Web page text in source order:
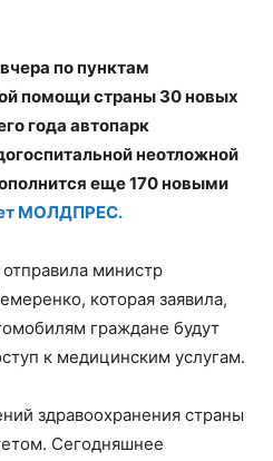
по пунктам
помощи страны 30 новых
года автопарк
неотложной
еще 170 новыми
МОЛДПРЕС.
министр
которая заявила,
граждане будут
к медицинским услугам.
здравоохранения страны
Сегодняшнее